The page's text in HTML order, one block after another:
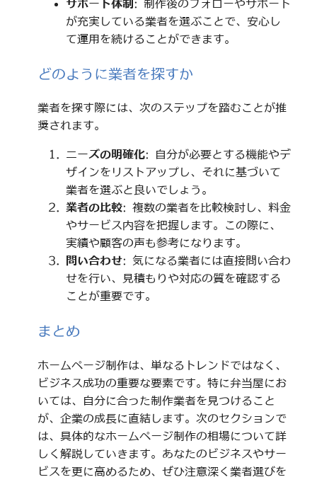
サポート体制 : 制作後のフォローやサポート
が充実している業者を選ぶことで、安心し
て運用を続けることができます。
どのように業者を探すか
業者を探す際には、次のステップを踏むことが推
奨されます。
ニーズの明確化: 自分が必要とする機能やデ
ザインをリストアップし、それに基づいて
業者を選ぶと良いでしょう。
業者の比較: 複数の業者を比較検討し、料金
やサービス内容を把握します。この際に、
実績や顧客の声も参考になります。
問い合わせ: 気になる業者には直接問い合わ
せを行い、見積もりや対応の質を確認する
ことが重要です。
まとめ
ホームページ制作は、単なるトレンドではなく、
ビジネス成功の重要な要素です。特に弁当屋にお
いては、自分に合った制作業者を見つけること
が、企業の成長に直結します。次のセクションで
は、具体的なホームページ制作の相場について詳
しく解説していきます。あなたのビジネスやサー
ビスを更に高めるため、ぜひ注意深く業者選びを